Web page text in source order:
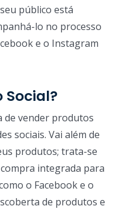
público está
lo no processo
e o Instagram
Social?
de vender produtos
sociais. Vai além de
produtos; trata-se
integrada para
o Facebook e o
de produtos e